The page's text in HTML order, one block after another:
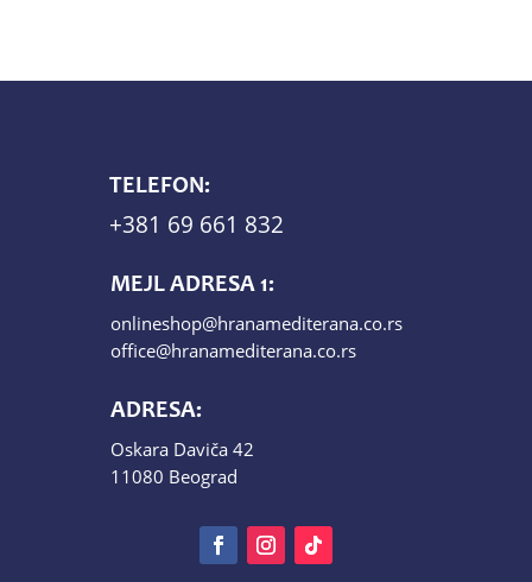
TELEFON:
+381 69 661 832
MEJL ADRESA 1:
onlineshop@hranamediterana.co.rs
office@hranamediterana.co.rs
ADRESA:
Oskara Daviča 42
11080 Beograd